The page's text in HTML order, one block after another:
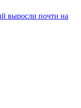
выросли почти на